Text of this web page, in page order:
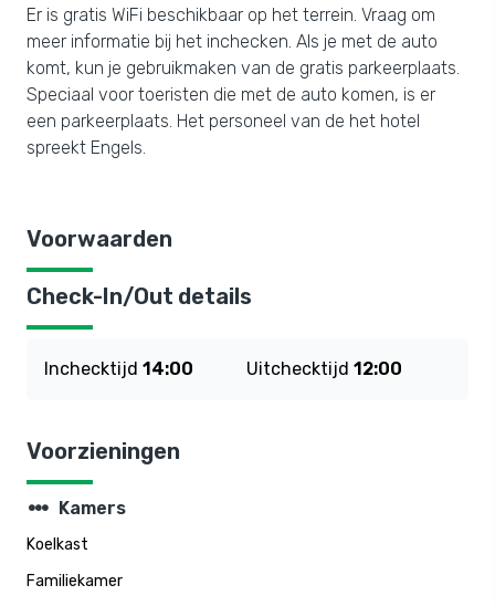
Er is gratis WiFi beschikbaar op het terrein. Vraag om
meer informatie bij het inchecken. Als je met de auto
komt, kun je gebruikmaken van de gratis parkeerplaats.
Speciaal voor toeristen die met de auto komen, is er
een parkeerplaats. Het personeel van de het hotel
spreekt Engels.
Voorwaarden
Check-In/Out details
Inchecktijd 14:00 Uitchecktijd 12:00
Voorzieningen
steppers Kamers
Koelkast
Familiekamer